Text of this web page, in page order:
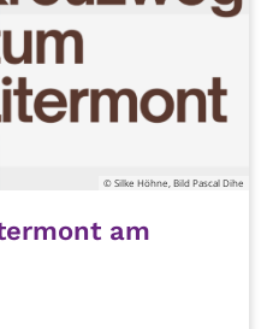
© Silke Höhne, Bild Pascal Dihe
am